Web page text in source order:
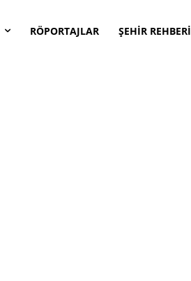
RÖPORTAJLAR ŞEHİR REHBERİ